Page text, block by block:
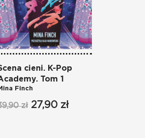
cieni. K-Pop
Tom 1
Finch
zł 27,90 zł